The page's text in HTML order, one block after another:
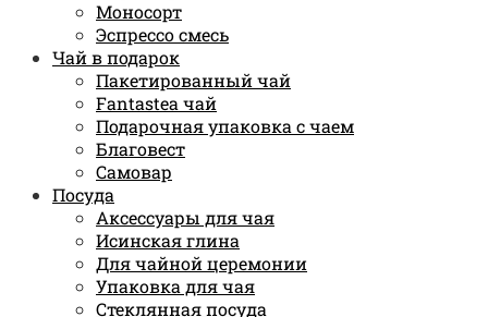
Моносорт
Эспрессо смесь
Чай в подарок
Пакетированный чай
Fantastea чай
Подарочная упаковка с чаем
Благовест
Самовар
Посуда
Аксессуары для чая
Исинская глина
Для чайной церемонии
Упаковка для чая
Стеклянная посуда